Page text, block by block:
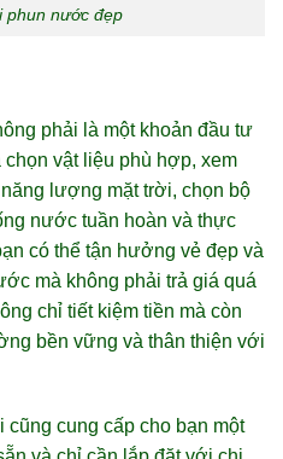
phun nước đẹp
phải là một khoản đầu tư
vật liệu phù hợp, xem
lượng mặt trời, chọn bộ
nước tuần hoàn và thực
có thể tận hưởng vẻ đẹp và
mà không phải trả giá quá
chỉ tiết kiệm tiền mà còn
bền vững và thân thiện với
cũng cung cấp cho bạn một